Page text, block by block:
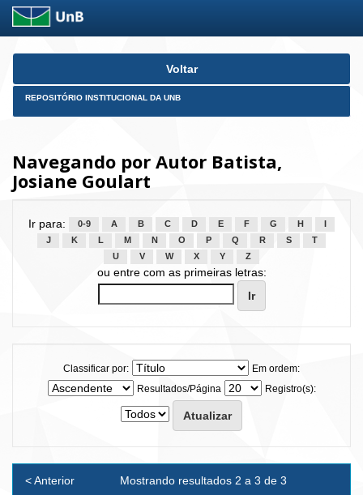
Skip
Voltar
REPOSITÓRIO INSTITUCIONAL DA UNB
Navegando por Autor Batista,
Josiane Goulart
Ir para: 0-9 A B C D E F G H
J
K L M N O P Q R S
T
U
V W X Y Z
ou entre com as primeiras letras:
Classificar por:
Em ordem:
Resultados/Página
Registro(s):
Mostrando resultados 2 a 3 de 3
< Anterior